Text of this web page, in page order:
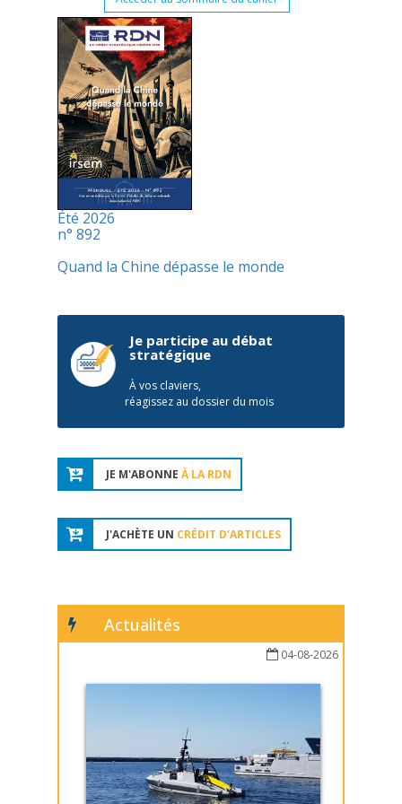
Été 2026
n° 892
Quand la Chine dépasse le monde
Je participe au débat
stratégique
À vos claviers,
réagissez au dossier du mois
JE M'ABONNE À LA RDN
J'ACHÈTE UN CRÉDIT D'ARTICLES
Actualités
04-08-2026